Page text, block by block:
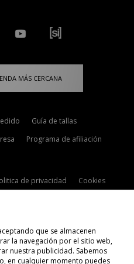
MÁS CERCANA
Guía de tallas
Programa de afiliación
de privacidad
Cookies
que se almacenen
la navegación por el sitio web,
nuestra publicidad. Sabemos
en cualquier momento puedes